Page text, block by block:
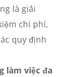
là giải
chi phí,
quy định
làm việc đa